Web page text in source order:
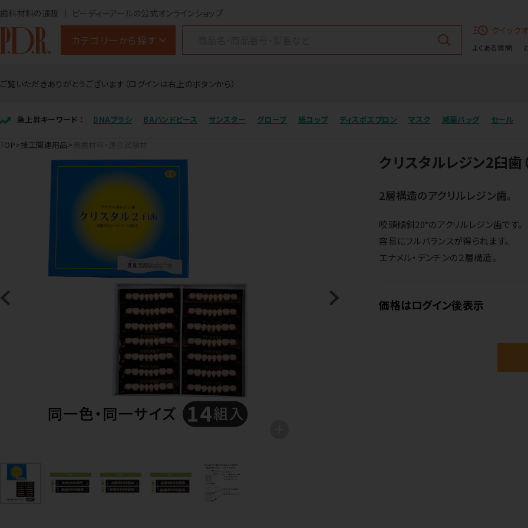
歯科材料の通販 ピーディーアールの公式オンラインショップ
カテゴリーから探す
クイック
よくある質問
ご覧いただきありがとうございます（ログインは右上のボタンから）
急上昇キーワード ： DNAブラシ BAハンドピース サンスター グローブ 紙コップ ディスポエプロン マスク 滅菌バッグ セール
TOP 技工関連用品
クリスタルレジン2臼歯
2層構造のアクリルレジン歯。
咬頭傾斜20°のアクリルレジン歯です。
容易にフルバランスが得られます。
エナメル・デンチンの２層構造。
価格はログイン後表示